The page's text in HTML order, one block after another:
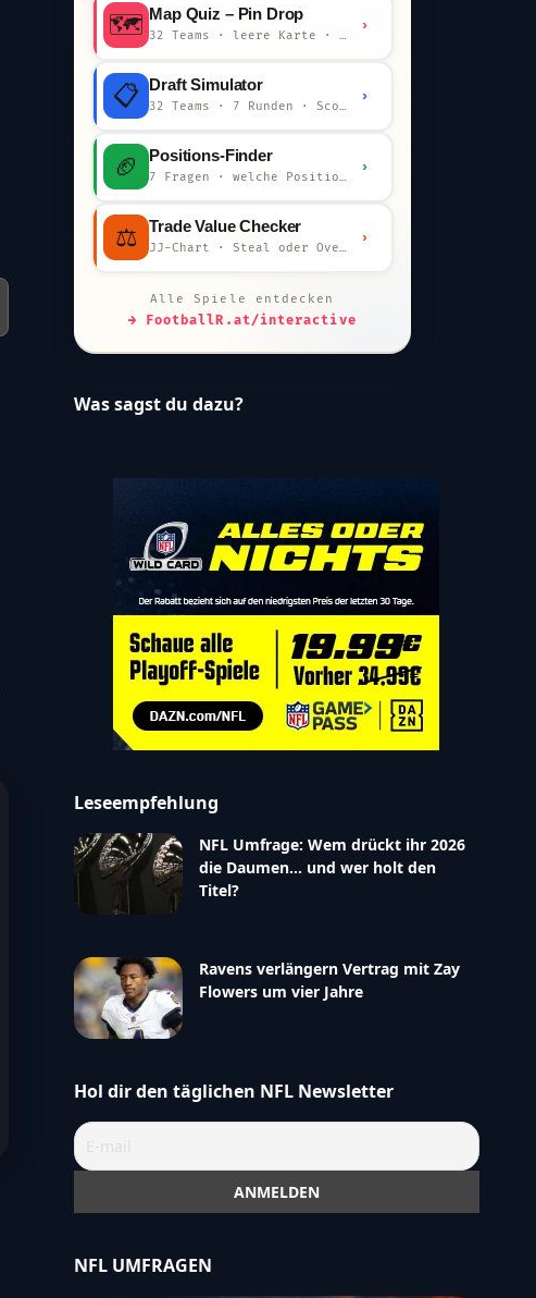
🗺️ Map Quiz – Pin Drop
32 Teams · leere Karte · km-Wertung
›
📋 Draft Simulator
32 Teams · 7 Runden · Scout-Kommentar
›
🏈 Positions-Finder
7 Fragen · welche Position bist du?
›
⚖️ Trade Value Checker
JJ-Chart · Steal oder Overpay?
›
Alle Spiele entdecken
→ FootballR.at/interactive
Was sagst du dazu?
Leseempfehlung
NFL Umfrage: Wem drückt ihr 2026
die Daumen… und wer holt den
Titel?
Ravens verlängern Vertrag mit Zay
Flowers um vier Jahre
Hol dir den täglichen NFL Newsletter
NFL UMFRAGEN